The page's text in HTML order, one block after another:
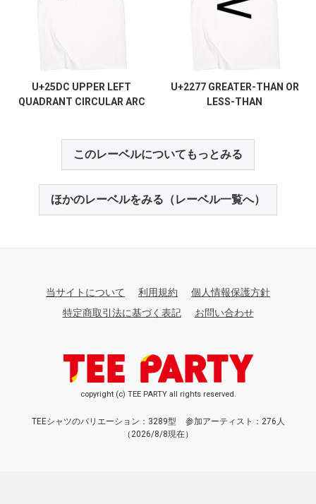
U+25DC UPPER LEFT
QUADRANT CIRCULAR ARC
U+2277 GREATER-THAN OR
LESS-THAN
このレーベルについてもっとみる
ほかのレーベルをみる（レーベル一覧へ）
当サイトについて 利用規約
個人情報保護方針
特定商取引法に基づく表記
お問い合わせ
copyright (c) TEE PARTY all rights reserved.
TEEシャツのバリエーション：3289型
参加アーティスト：276人
（2026/8/8現在）